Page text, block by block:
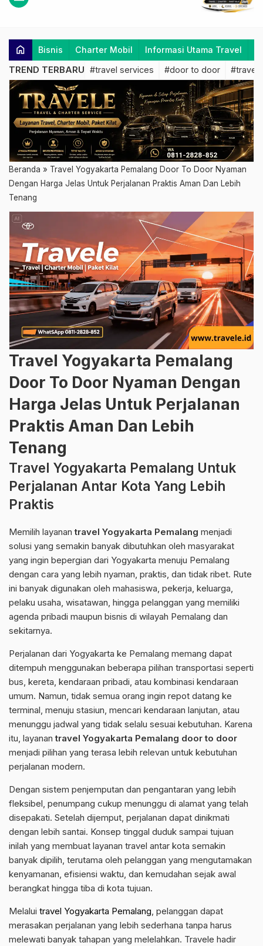
home Bisnis Charter Mobil Informasi Utama Travel
TREND TERBARU #travel services #door to door #travel
Beranda » Travel Yogyakarta Pemalang Door To Door Nyaman
Dengan Harga Jelas Untuk Perjalanan Praktis Aman Dan Lebih
Tenang
Travel Yogyakarta Pemalang
Door To Door Nyaman Dengan
Harga Jelas Untuk Perjalanan
Praktis Aman Dan Lebih
Tenang
Travel Yogyakarta Pemalang Untuk
Perjalanan Antar Kota Yang Lebih
Praktis
Memilih layanantravel Yogyakarta Pemalang menjadi
solusi yang semakin banyak dibutuhkan oleh masyarakat
yang ingin bepergian dari Yogyakarta menuju Pemalang
dengan cara yang lebih nyaman, praktis, dan tidak ribet. Rute
ini banyak digunakan oleh mahasiswa, pekerja, keluarga,
pelaku usaha, wisatawan, hingga pelanggan yang memiliki
agenda pribadi maupun bisnis di wilayah Pemalang dan
sekitarnya.
Perjalanan dari Yogyakarta ke Pemalang memang dapat
ditempuh menggunakan beberapa pilihan transportasi seperti
bus, kereta, kendaraan pribadi, atau kombinasi kendaraan
umum. Namun, tidak semua orang ingin repot datang ke
terminal, menuju stasiun, mencari kendaraan lanjutan, atau
menunggu jadwal yang tidak selalu sesuai kebutuhan. Karena
itu, layanantravel Yogyakarta Pemalang door to door
menjadi pilihan yang terasa lebih relevan untuk kebutuhan
perjalanan modern.
Dengan sistem penjemputan dan pengantaran yang lebih
fleksibel, penumpang cukup menunggu di alamat yang telah
disepakati. Setelah dijemput, perjalanan dapat dinikmati
dengan lebih santai. Konsep tinggal duduk sampai tujuan
inilah yang membuat layanan travel antar kota semakin
banyak dipilih, terutama oleh pelanggan yang mengutamakan
kenyamanan, efisiensi waktu, dan kemudahan sejak awal
berangkat hingga tiba di kota tujuan.
Melalui travel Yogyakarta Pemalang, pelanggan dapat
merasakan perjalanan yang lebih sederhana tanpa harus
melewati banyak tahapan yang melelahkan. Travele hadir